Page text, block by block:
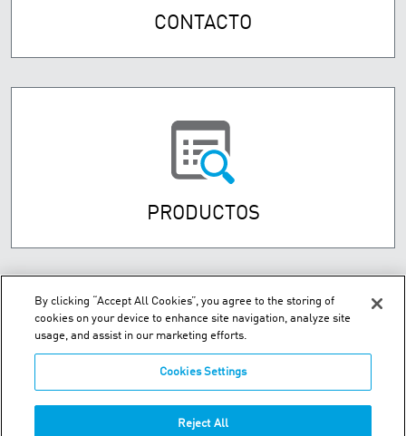
CONTACTO
PRODUCTOS
Street Numancia 185-187, Entresuelo 08034 Barcelona Spain
By clicking “Accept All Cookies”, you agree to the storing of
cookies on your device to enhance site navigation, analyze site
usage, and assist in our marketing efforts.
Cookies Settings
Reject All